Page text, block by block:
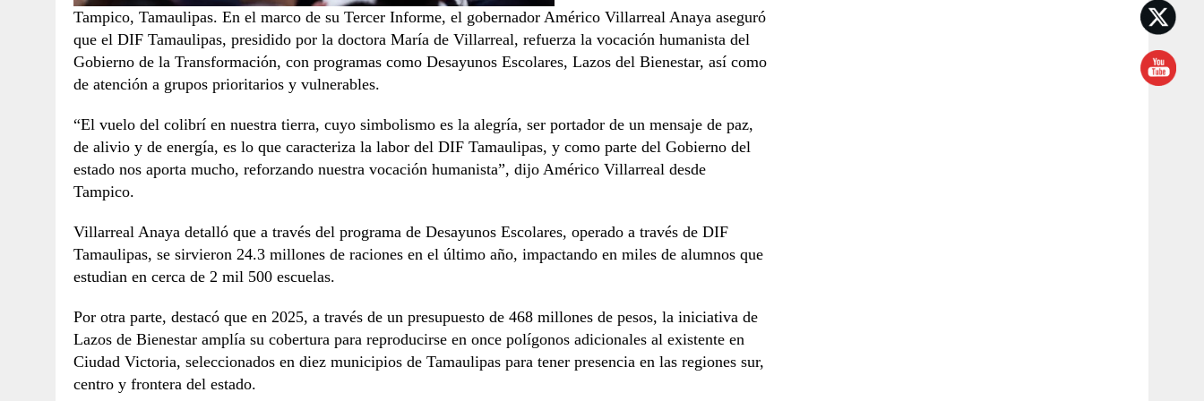
Tampico, Tamaulipas. En el marco de su Tercer Informe, el gobernador Américo Villarreal Anaya aseguró
que el DIF Tamaulipas, presidido por la doctora María de Villarreal, refuerza la vocación humanista del
Gobierno de la Transformación, con programas como Desayunos Escolares, Lazos del Bienestar, así como
de atención a grupos prioritarios y vulnerables.
“El vuelo del colibrí en nuestra tierra, cuyo simbolismo es la alegría, ser portador de un mensaje de paz,
de alivio y de energía, es lo que caracteriza la labor del DIF Tamaulipas, y como parte del Gobierno del
estado nos aporta mucho, reforzando nuestra vocación humanista”, dijo Américo Villarreal desde
Tampico.
Villarreal Anaya detalló que a través del programa de Desayunos Escolares, operado a través de DIF
Tamaulipas, se sirvieron 24.3 millones de raciones en el último año, impactando en miles de alumnos que
estudian en cerca de 2 mil 500 escuelas.
Por otra parte, destacó que en 2025, a través de un presupuesto de 468 millones de pesos, la iniciativa de
Lazos de Bienestar amplía su cobertura para reproducirse en once polígonos adicionales al existente en
Ciudad Victoria, seleccionados en diez municipios de Tamaulipas para tener presencia en las regiones sur,
centro y frontera del estado.